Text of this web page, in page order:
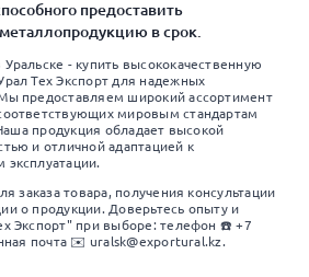
предоставить
в срок.
- купить высококачественную
Тех Экспорт для надежных
предоставляем широкий ассортимент
мировым стандартам
продукция обладает высокой
и отличной адаптацией к
эксплуатации.
заказа товара, получения консультации
о продукции. Доверьтесь опыту и
Экспорт" при выборе: телефон ☎️ +7
почта ✉️ uralsk@exportural.kz.